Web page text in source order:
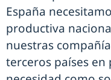
España
productiva
nuestras
terceros países